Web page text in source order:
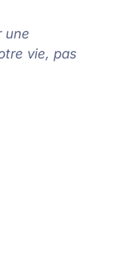
une
vie, pas